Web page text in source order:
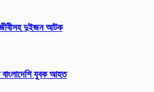
দুইজন আটক
যুবক আহত